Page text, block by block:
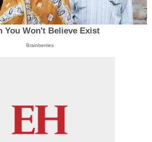
You Won't Believe Exist
Brainberries